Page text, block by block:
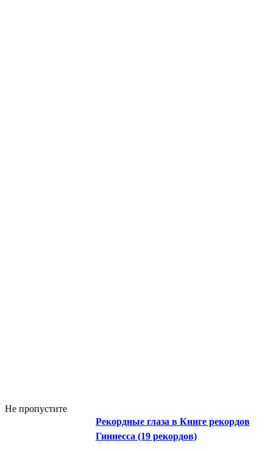
Не пропустите
Рекордные глаза в Книге рекордов
Гиннесса (19 рекордов)